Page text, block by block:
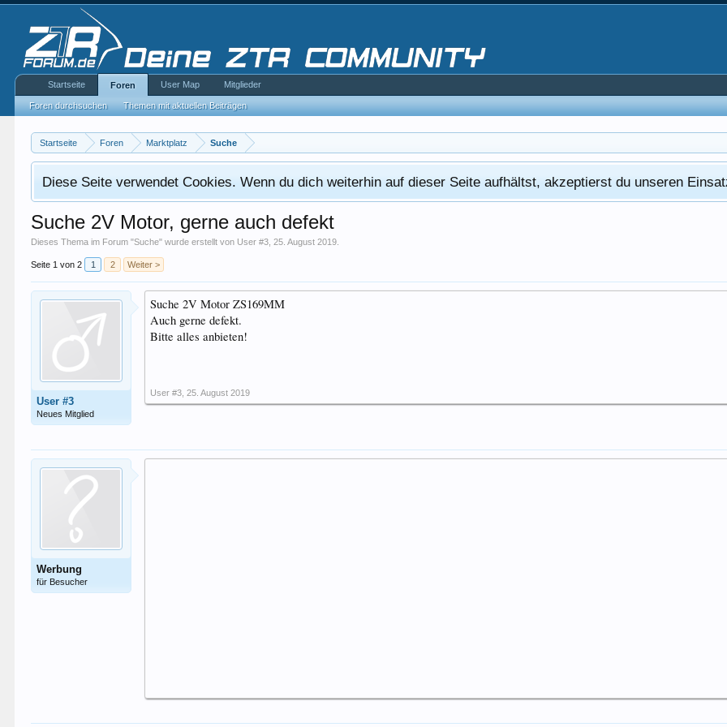
Startseite Foren Marktplatz Suche
Diese Seite verwendet Cookies. Wenn du dich weiterhin auf dieser Seite aufhältst, akzeptierst du unseren
Suche 2V Motor, gerne auch defekt
Dieses Thema im Forum "Suche" wurde erstellt von User #3 ,25. August 2019
Seite 1 von 2 1 2 Weiter >
User #3
Neues Mitglied
Suche 2V Motor ZS169MM
Auch gerne defekt.
Bitte alles anbieten!
User #3 25. August 2019
Werbung
für Besucher
Startseite Foren
Foren durchsuchen Themen mit aktuellen Beiträgen
User Map Mitglieder